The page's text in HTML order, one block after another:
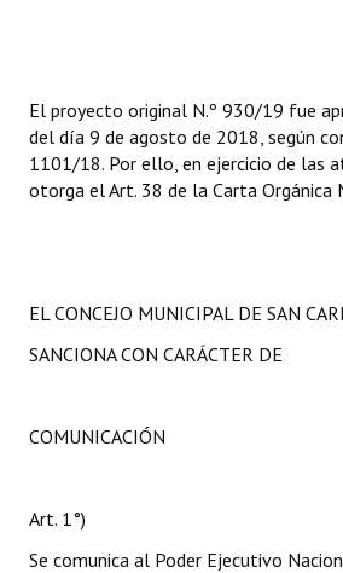
El proyecto original N.º 930/19 fue
del día 9 de agosto de 2018, según
1101/18. Por ello, en ejercicio de las
otorga el Art. 38 de la Carta Orgánica
EL CONCEJO MUNICIPAL DE SAN
SANCIONA CON CARÁCTER DE
COMUNICACIÓN
Art. 1°)
Se comunica al Poder Ejecutivo